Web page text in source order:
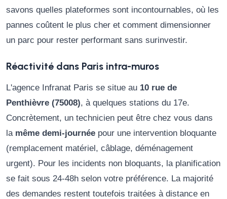
savons quelles plateformes sont incontournables, où les
pannes coûtent le plus cher et comment dimensionner
un parc pour rester performant sans surinvestir.
Réactivité dans Paris intra-muros
L'agence Infranat Paris se situe au 10 rue de
Penthièvre (75008), à quelques stations du 17e.
Concrètement, un technicien peut être chez vous dans
la même demi-journée pour une intervention bloquante
(remplacement matériel, câblage, déménagement
urgent). Pour les incidents non bloquants, la planification
se fait sous 24-48h selon votre préférence. La majorité
des demandes restent toutefois traitées à distance en